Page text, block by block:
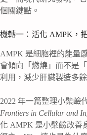
個關鍵點。
機轉一：活化 AMPK，
AMPK 是細胞裡的能量
會傾向「燃燒」而不是
利用，減少肝臟製造多
2022 年一篇整理小檗鹼
Frontiers in Cellular and
化 AMPK 是小檗鹼改善